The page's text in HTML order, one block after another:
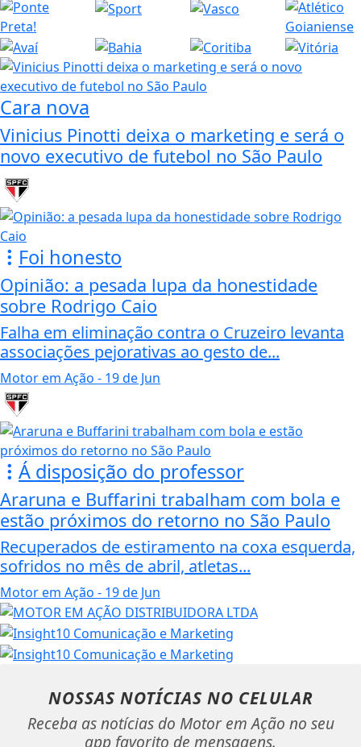
Cara nova
Vinicius Pinotti deixa o marketing e será o
novo executivo de futebol no São Paulo
Foi honesto
Opinião: a pesada lupa da honestidade
sobre Rodrigo Caio
Falha em eliminação contra o Cruzeiro levanta
associações pejorativas ao gesto de...
Motor em Ação - 19 de Jun
Á disposição do professor
Araruna e Buffarini trabalham com bola e
estão próximos do retorno no São Paulo
Recuperados de estiramento na coxa esquerda,
sofridos no mês de abril, atletas...
Motor em Ação - 19 de Jun
NOSSAS NOTÍCIAS NO CELULAR
Receba as notícias do Motor em Ação no seu
app favorito de mensagens.